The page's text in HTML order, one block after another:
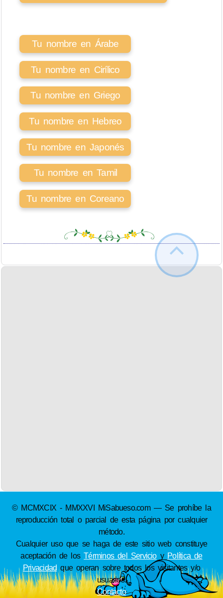
Tu nombre en Árabe
Tu nombre en Cirílico
Tu nombre en Griego
Tu nombre en Hebreo
Tu nombre en Japonés
Tu nombre en Tamil
Tu nombre en Coreano
© MCMXCIX - MMXXVI MiSabueso.com — Se prohíbe la
reproducción total o parcial de esta página por cualquier
método.
Cualquier uso que se haga de este sitio web constituye
aceptación de losTérminos del Servicioy Política de
Privacidad que operan sobre todos los visitantes y/o
usuarios.
Contacto